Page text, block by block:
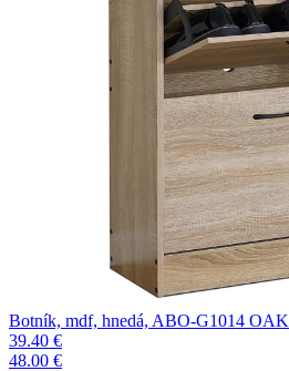
Botník, mdf, hnedá, ABO-G1014 OAK
39.40 €
48.00 €